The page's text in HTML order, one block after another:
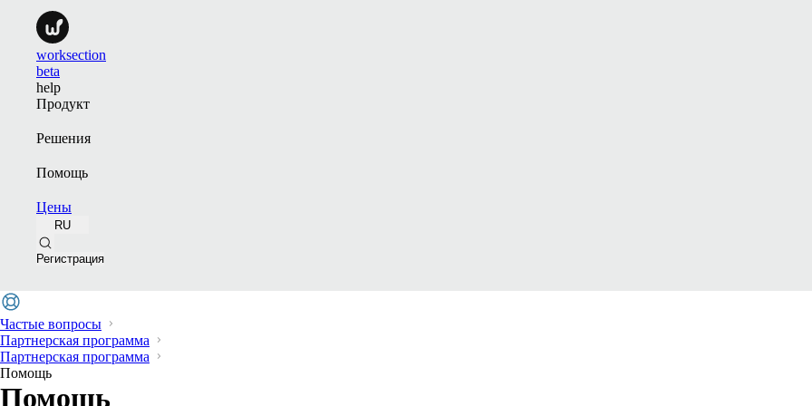
worksection
beta
help
Продукт
Решения
Помощь
Цены
RU
Регистрация
Частые вопросы
Партнерская программа
Партнерская программа
Помощь
Помощь